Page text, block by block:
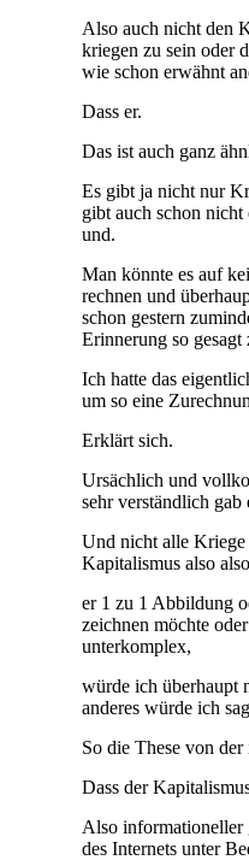
Also auch nicht den
kriegen zu sein oder
wie schon erwähnt
Dass er.
Das ist auch ganz
Es gibt ja nicht nur
gibt auch schon nicht
und.
Man könnte es auf
rechnen und
schon gestern
Erinnerung so gesagt
Ich hatte das
um so eine
Erklärt sich.
Ursächlich und
sehr verständlich gab
Und nicht alle
Kapitalismus also
er 1 zu 1 Abbildung
zeichnen möchte
unterkomplex,
würde ich überhaupt
anderes würde ich
So die These von
Dass der
Also informationeller
des Internets unter